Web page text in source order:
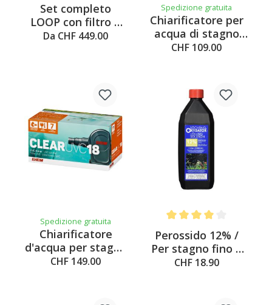
Set completo
LOOP con filtro a
flusso
Da CHF 449.00
Spedizione gratuita
Chiarificatore per
acqua di stagno
CLEAR UVC
CHF 109.00
Spedizione gratuita
Chiarificatore
d'acqua per stagno
CLEAR UVC
CHF 149.00
Average rating of 4 out of
Perossido 12% /
Per stagno fino a
ca. 4000L di
CHF 18.90